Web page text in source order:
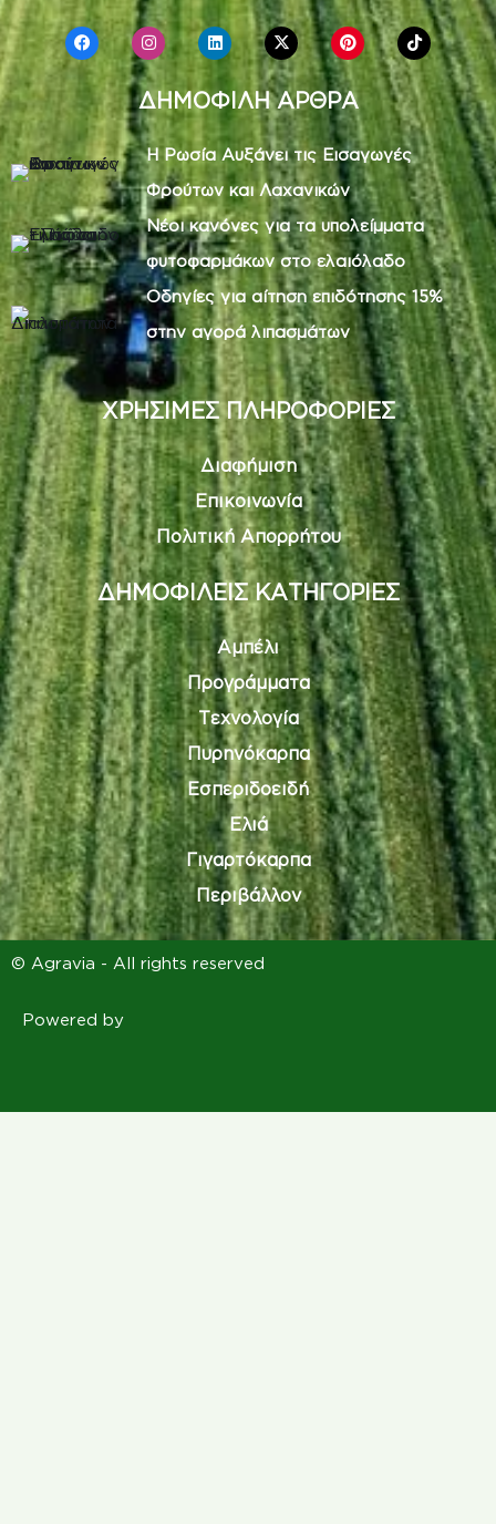
ΔΗΜΟΦΙΛΗ ΑΡΘΡΑ
Η Ρωσία Αυξάνει τις Εισαγωγές
Φρούτων και Λαχανικών
Νέοι κανόνες για τα υπολείμματα
φυτοφαρμάκων στο ελαιόλαδο
Οδηγίες για αίτηση επιδότησης 15%
στην αγορά λιπασμάτων
ΧΡΗΣΙΜΕΣ ΠΛΗΡΟΦΟΡΙΕΣ
Διαφήμιση
Επικοινωνία
Πολιτική Απορρήτου
ΔΗΜΟΦΙΛΕΙΣ ΚΑΤΗΓΟΡΙΕΣ
Αμπέλι
Προγράμματα
Τεχνολογία
Πυρηνόκαρπα
Εσπεριδοειδή
Ελιά
Γιγαρτόκαρπα
Περιβάλλον
© Agravia - All rights reserved
Powered by